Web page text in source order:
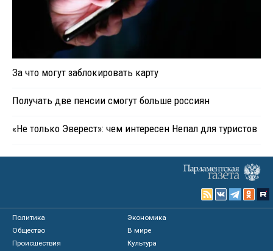
За что могут заблокировать карту
Получать две пенсии смогут больше россиян
«Не только Эверест»: чем интересен Непал для туристов
Политика
Экономика
Общество
В мире
Происшествия
Культура